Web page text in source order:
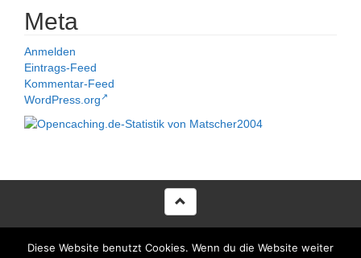
Meta
Anmelden
Eintrags-Feed
Kommentar-Feed
WordPress.org
Proudly powered by WordPress |Theme voltata developed by
Diese Website benutzt Cookies. Wenn du die Website weiter